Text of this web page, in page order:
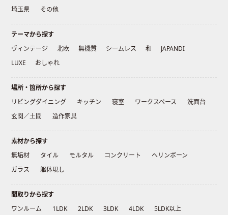
埼玉県
その他
テーマから探す
ヴィンテージ
北欧 無機質 シームレス 和
JAPANDI
LUXE
おしゃれ
場所・箇所から探す
リビングダイニング
キッチン 寝室 ワークスペース
洗面台
玄関／土間
造作家具
素材から探す
無垢材
タイル モルタル コンクリート
ヘリンボーン
ガラス
躯体現し
間取りから探す
ワンルーム
1LDK 2LDK 3LDK 4LDK 5LDK以上